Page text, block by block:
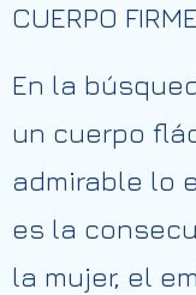
CUERPO
En la
un cuerpo
admirable lo
es la
la mujer, el